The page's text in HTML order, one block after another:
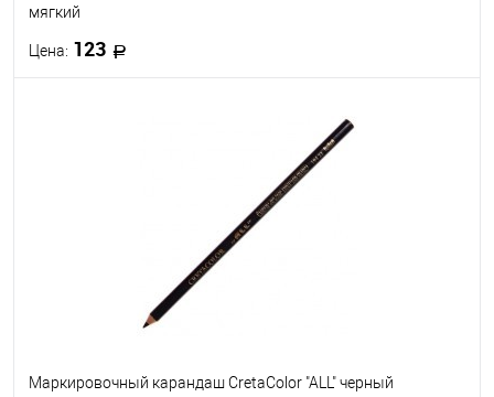
мягкий
Цена: 123
В наличии
2=мягкий
Маркировочный карандаш CretaColor "ALL" черный